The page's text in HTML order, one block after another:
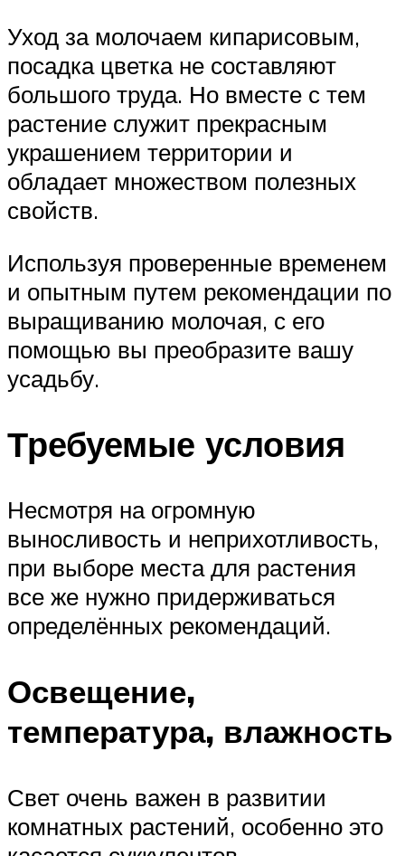
Уход за молочаем кипарисовым,
посадка цветка не составляют
большого труда. Но вместе с тем
растение служит прекрасным
украшением территории и
обладает множеством полезных
свойств.
Используя проверенные временем
и опытным путем рекомендации по
выращиванию молочая, с его
помощью вы преобразите вашу
усадьбу.
Требуемые условия
Несмотря на огромную
выносливость и неприхотливость,
при выборе места для растения
все же нужно придерживаться
определённых рекомендаций.
Освещение,
температура, влажность
Свет очень важен в развитии
комнатных растений, особенно это